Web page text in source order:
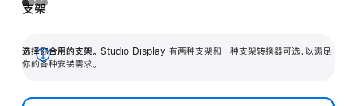
支架
选择你合用的支架。 Studio Display 有两种支架和一种支架转换器可选，以满足
你的各种安装需求。
展